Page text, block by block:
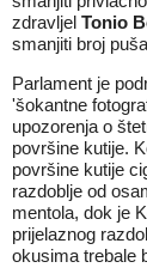
zdravljel Tonio
smanjiti broj
Parlament je
'šokantne
upozorenja o
površine kutije.
površine kutije
razdoblje od
mentola, dok je
prijelaznog
okusima trebale